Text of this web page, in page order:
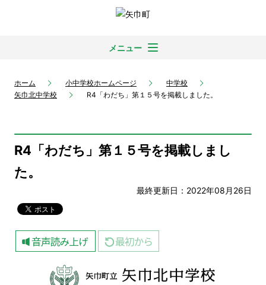
メニュー
ホーム 小中学校ホームページ
中学校
矢巾北中学校
R4「わだち」第１５号を掲載しました。
R4「わだち」第１５号を掲載しまし
た。
最終更新日：2022年08月26日